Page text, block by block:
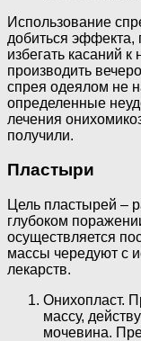
Использование
добиться эффекта,
избегать касаний
производить
спрея одеялом не
определенные
лечения
получили.
Пластыри
Цель пластырей –
глубоком
осуществляется
массы чередуют с
лекарств.
Онихопласт.
массу,
мочевина.